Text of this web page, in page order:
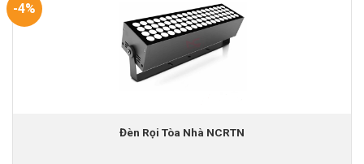
-4%
Đèn Rọi Tòa Nhà NCRTN